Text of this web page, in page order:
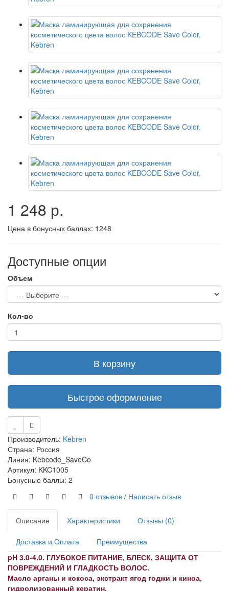
1 248 р.
Цена в бонусных баллах: 1248
Доступные опции
Объем
Кол-во
В корзину
Быстрое оформление
Производитель: Kebren
Страна: Россия
Линия: Kebcode_SaveCo
Артикул: KKC1005
Бонусные баллы: 2
0 отзывов / Написать отзыв
Описание Характеристики Отзывы (0)
Доставка и Оплата
Преимущества
pH 3.0-4.0. ГЛУБОКОЕ ПИТАНИЕ, БЛЕСК, ЗАЩИТА ОТ
ПОВРЕЖДЕНИЙ И ГЛАДКОСТЬ ВОЛОС.
Масло арганы и кокоса, экстракт ягод годжи и киноа,
гидролизованный кератин.